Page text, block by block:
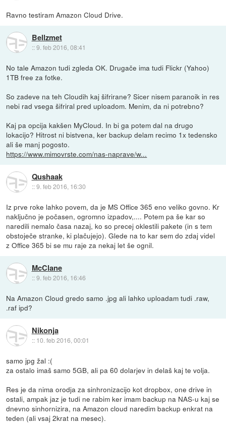
Ravno testiram Amazon Cloud Drive.
Bellzmet
::9. feb 2016, 08:41
No tale Amazon tudi zgleda OK. Drugače ima tudi Flickr (Yahoo)
1TB free za fotke.
So zadeve na teh Cloudih kaj šifrirane? Sicer nisem paranoik in res
nebi rad vsega šifriral pred uploadom. Menim, da ni potrebno?
Kaj pa opcija kakšen MyCloud. In bi ga potem dal na drugo
lokacijo? Hitrost ni bistvena, ker backup delam recimo 1x tedensko
ali še manj pogosto.
https://www.mimovrste.com/nas-naprave/w...
Qushaak
::9. feb 2016, 16:30
Iz prve roke lahko povem, da je MS Office 365 eno veliko govno. Kr
naključno je počasen, ogromno izpadov,.... Potem pa še kar so
naredili nemalo časa nazaj, ko so precej oklestili pakete (in s tem
obstoječe stranke, ki plačujejo). Glede na to kar sem do zdaj videl
z Office 365 bi se mu raje za nekaj let še ognil.
McClane
::9. feb 2016, 16:46
Na Amazon Cloud gredo samo .jpg ali lahko uploadam tudi .raw,
.raf ipd?
Nikonja
:: 10. feb 2016, 00:01
samo jpg žal :(
za ostalo imaš samo 5GB, ali pa 60 dolarjev in delaš kaj te volja.
Res je da nima orodja za sinhronizacijo kot dropbox, one drive in
ostali, ampak jaz je tudi ne rabim ker imam backup na NAS-u kaj se
dnevno sinhornizira, na Amazon cloud naredim backup enkrat na
teden (ali vsaj 2krat na mesec).